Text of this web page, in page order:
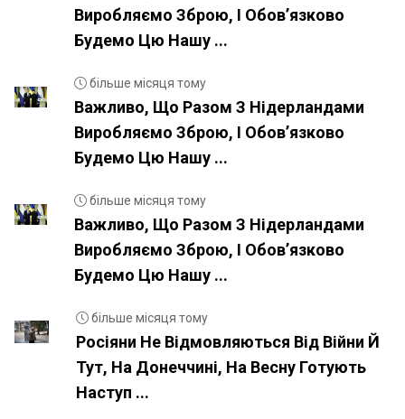
Виробляємо Зброю, І Обовʼязково
Будемо Цю Нашу ...
більше місяця тому
Важливо, Що Разом З Нідерландами
Виробляємо Зброю, І Обовʼязково
Будемо Цю Нашу ...
більше місяця тому
Важливо, Що Разом З Нідерландами
Виробляємо Зброю, І Обовʼязково
Будемо Цю Нашу ...
більше місяця тому
Росіяни Не Відмовляються Від Війни Й
Тут, На Донеччині, На Весну Готують
Наступ ...